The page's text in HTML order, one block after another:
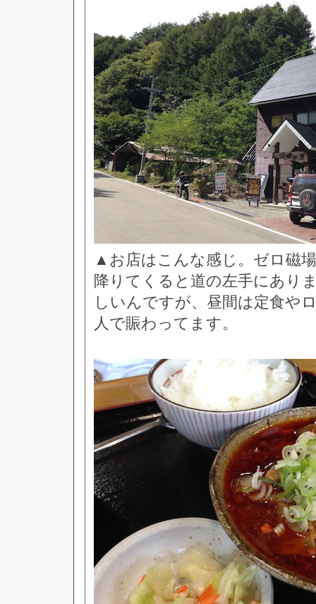
▲お店はこんな感じ。ゼロ磁
降りてくると道の左手にあり
しいんですが、昼間は定食や
人で賑わってます。